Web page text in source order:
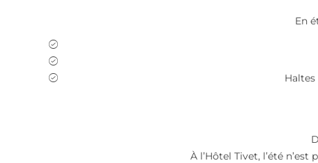
En
À l’Hôtel Tivet, l’été